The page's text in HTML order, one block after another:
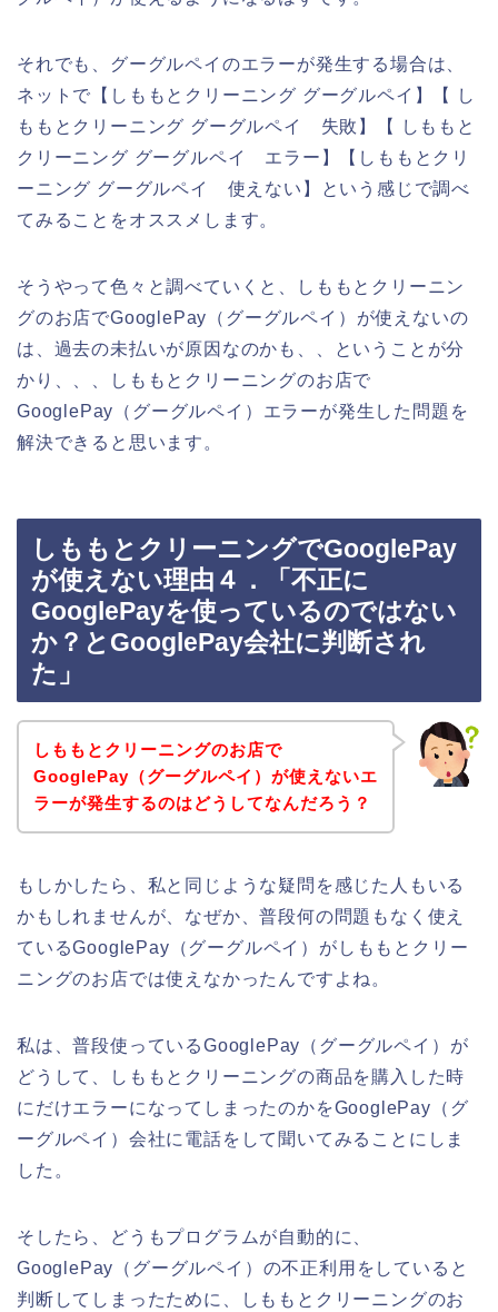
それでも、グーグルペイのエラーが発生する場合は、
ネットで【しももとクリーニング グーグルペイ】【 し
ももとクリーニング グーグルペイ 失敗】【 しももと
クリーニング グーグルペイ エラー】【しももとクリ
ーニング グーグルペイ 使えない】という感じで調べ
てみることをオススメします。
そうやって色々と調べていくと、しももとクリーニン
グのお店でGooglePay（グーグルペイ）が使えないの
は、過去の未払いが原因なのかも、、ということが分
かり、、、しももとクリーニングのお店で
GooglePay（グーグルペイ）エラーが発生した問題を
解決できると思います。
しももとクリーニングでGooglePay
が使えない理由４．「不正に
GooglePayを使っているのではない
か？とGooglePay会社に判断され
た」
しももとクリーニングのお店で
GooglePay（グーグルペイ）が使えないエ
ラーが発生するのはどうしてなんだろう？
もしかしたら、私と同じような疑問を感じた人もいる
かもしれませんが、なぜか、普段何の問題もなく使え
ているGooglePay（グーグルペイ）がしももとクリー
ニングのお店では使えなかったんですよね。
私は、普段使っているGooglePay（グーグルペイ）が
どうして、しももとクリーニングの商品を購入した時
にだけエラーになってしまったのかをGooglePay（グ
ーグルペイ）会社に電話をして聞いてみることにしま
した。
そしたら、どうもプログラムが自動的に、
GooglePay（グーグルペイ）の不正利用をしていると
判断してしまったために、しももとクリーニングのお